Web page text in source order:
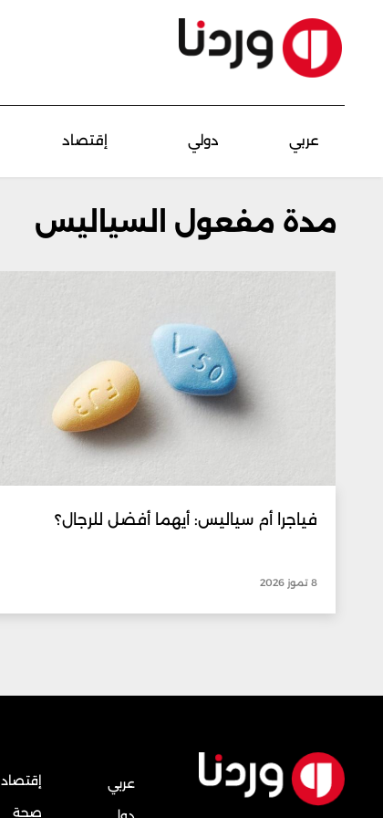
عربي دولي إقتصاد
مدة مفعول السياليس
فياجرا أم سياليس: أيهما أفضل للرجال؟
8 تموز 2026
عربي
إقتصاد
صحة